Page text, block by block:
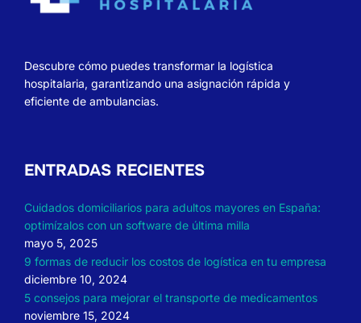
Descubre cómo puedes transformar la logística
hospitalaria, garantizando una asignación rápida y
eficiente de ambulancias.
ENTRADAS RECIENTES
Cuidados domiciliarios para adultos mayores en España:
optimízalos con un software de última milla
mayo 5, 2025
9 formas de reducir los costos de logística en tu empresa
diciembre 10, 2024
5 consejos para mejorar el transporte de medicamentos
noviembre 15, 2024